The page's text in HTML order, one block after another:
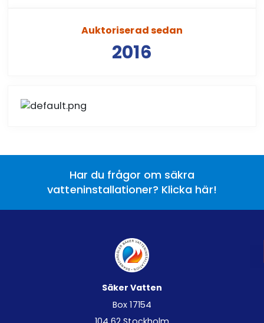
Auktoriserad sedan
2016
Har du frågor om säkra
vatteninstallationer? Klicka här!
Säker Vatten
Box 17154